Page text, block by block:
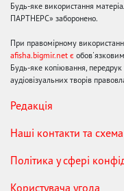
Будь-яке використання
ПАРТНЕРС» заборонено.
При правомірному
afisha.bigmir.net є
Будь-яке копіювання, передрук
аудіовізуальних творів
Редакція
Наші контакти та
Політика у сфері
Користувача угода